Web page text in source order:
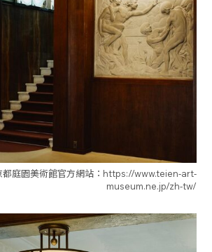
都庭園美術館官方網站：https://www.teien-art-
museum.ne.jp/zh-tw/